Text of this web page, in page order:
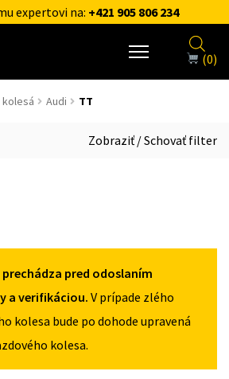
expertovi na: +421 905 806 234
(0)
Audi TT
Zobraziť / Schovať filter
pred odoslaním
a verifikáciou. V prípade zlého
kolesa bude po dohode upravená
kolesa.